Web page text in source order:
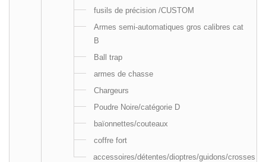
fusils de précision /CUSTOM
Armes semi-automatiques gros calibres cat
B
Ball trap
armes de chasse
Chargeurs
Poudre Noire/catégorie D
baïonnettes/couteaux
coffre fort
accessoires/détentes/dioptres/guidons/crosses